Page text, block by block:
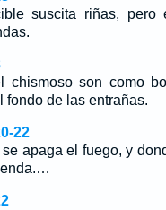
suscita riñas,
chismoso son como
fondo de las entrañas.
22
apaga el fuego, y